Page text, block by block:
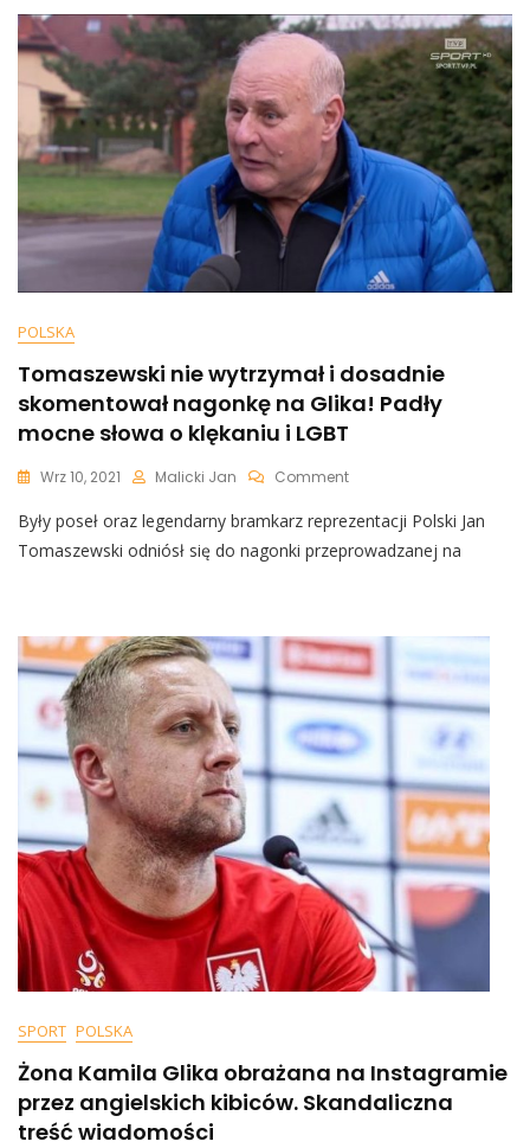
Glik
Nie
Wytrzymał
I
Zostawił
Mocny
Wpis
POLSKA
Tomaszewski nie wytrzymał i dosadnie
skomentował nagonkę na Glika! Padły
mocne słowa o klękaniu i LGBT
Wrz 10, 2021 Malicki Jan CommentOn
Nie
Wytrzymał
Nagonkę
Na
Glika!
Padły
Mocne
Słowa
Klękaniu
I
LGBT
Były poseł oraz legendarny bramkarz reprezentacji Polski Jan
Tomaszewski odniósł się do nagonki przeprowadzanej na
SPORT POLSKA
Żona Kamila Glika obrażana na Instagramie
przez angielskich kibiców. Skandaliczna
treść wiadomości